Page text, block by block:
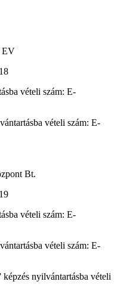
EV
vételi szám: E-
vételi szám: E-
Bt.
vételi szám: E-
vételi szám: E-
képzés nyilvántartásba vételi